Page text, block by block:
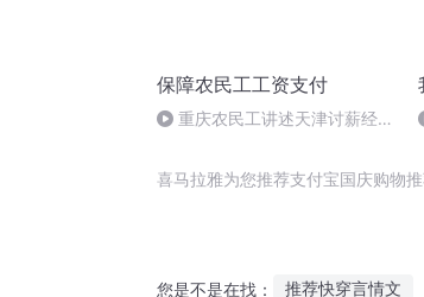
保障农民工工资支付
重庆农民工讲述天津讨薪经
办？
喜马拉雅为您推荐支付宝国庆购物
您是不是在找： 推荐快穿言情文